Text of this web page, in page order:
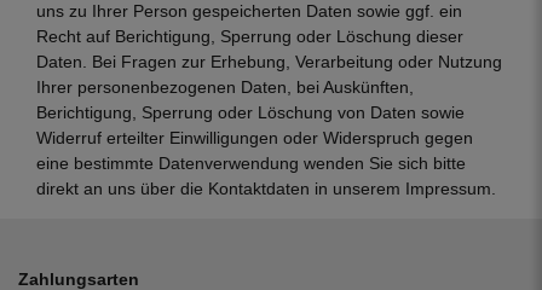
uns zu Ihrer Person gespeicherten Daten sowie ggf. ein
Recht auf Berichtigung, Sperrung oder Löschung dieser
Daten. Bei Fragen zur Erhebung, Verarbeitung oder Nutzung
Ihrer personenbezogenen Daten, bei Auskünften,
Berichtigung, Sperrung oder Löschung von Daten sowie
Widerruf erteilter Einwilligungen oder Widerspruch gegen
eine bestimmte Datenverwendung wenden Sie sich bitte
direkt an uns über die Kontaktdaten in unserem Impressum.
Zahlungsarten